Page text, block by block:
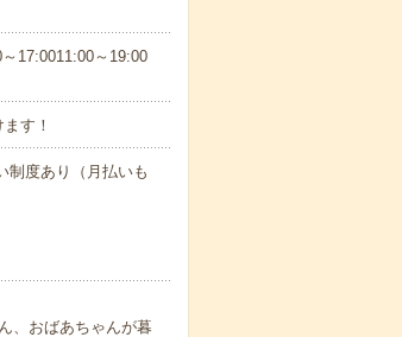
17:0011:00～19:00
す！
度あり（月払いも
、おばあちゃんが暮